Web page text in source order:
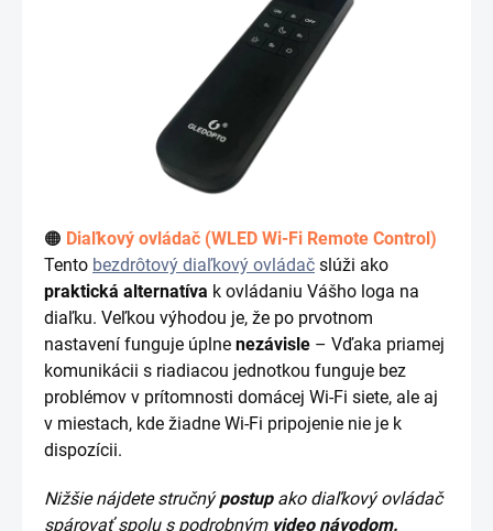
🟠 Diaľkový ovládač (WLED Wi-Fi Remote Control)
Tento bezdrôtový diaľkový ovládač slúži ako
praktická alternatíva k ovládaniu Vášho loga na
diaľku. Veľkou výhodou je, že po prvotnom
nastavení funguje úplne nezávisle – Vďaka priamej
komunikácii s riadiacou jednotkou funguje bez
problémov v prítomnosti domácej Wi-Fi siete, ale aj
v miestach, kde žiadne Wi-Fi pripojenie nie je k
dispozícii.
Nižšie nájdete stručnýpostupako diaľkový ovládač
spárovať spolu s podrobným video návodom.